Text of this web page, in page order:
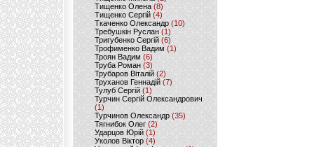
Тищенко Олена (8)
Тищенко Сергій (4)
Ткаченко Олександр (10)
Требушкін Руслан (1)
Тригубенко Сергій(6)
Трофименко Вадим (1)
Троян Вадим (6)
Труба Роман(3)
Трубаров Віталій (2)
Труханов Геннадій (7)
Тулуб Сергій(1)
Турчин Сергій Олександрович
(1)
Турчинов Олександр(35)
Тягнибок Олег (2)
Ударцов Юрій (1)
Уколов Віктор(4)